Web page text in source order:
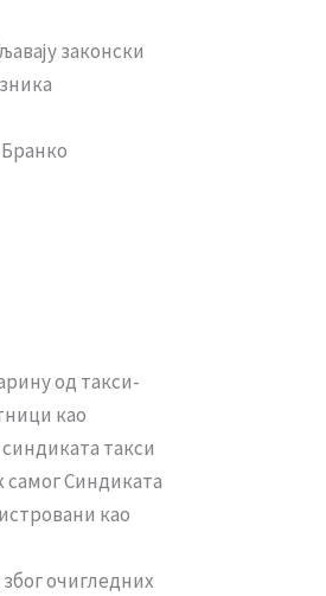
законски
од такси-
као
такси
самог Синдиката
као
очигледних